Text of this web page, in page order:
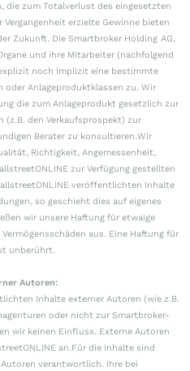
die zum Totalverlust des eingesetzten
erzielte Gewinne bieten
Zukunft. Die Smartbroker Holding AG,
und ihre Mitarbeiter (nachfolgend
noch implizit eine bestimmte
Anlageproduktklassen zu. Wir
die zum Anlageprodukt gesetzlich zur
(z.B. den Verkaufsprospekt) zur
Berater zu konsultieren.Wir
Richtigkeit, Angemessenheit,
zur Verfügung gestellten
veröffentlichten Inhalte
so geschieht dies auf eigenes
wir unsere Haftung für etwaige
aus. Eine Haftung für
unberührt.
Autoren:
Inhalte externer Autoren (wie z.B.
oder nicht zur Smartbroker-
wir keinen Einfluss. Externe Autoren
an.Für die Inhalte sind
verantwortlich. Ihre bei